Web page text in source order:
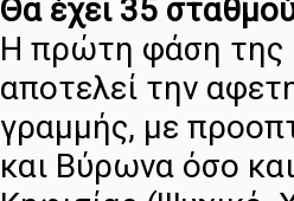
Θα έχει 35
Η πρώτη φάση της
αποτελεί την
γραμμής, με
και Βύρωνα όσο